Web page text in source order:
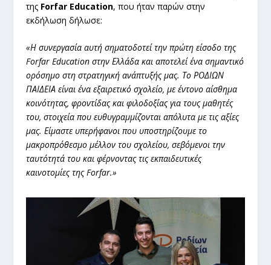
της Forfar Education, που ήταν παρών στην
εκδήλωση δήλωσε:
«Η συνεργασία αυτή σηματοδοτεί την πρώτη είσοδο της
Forfar Education στην Ελλάδα και αποτελεί ένα σημαντικό
ορόσημο στη στρατηγική ανάπτυξής μας. Το ΡΟΔΙΩΝ
ΠΑΙΔΕΙΑ είναι ένα εξαιρετικό σχολείο, με έντονο αίσθημα
κοινότητας, φροντίδας και φιλοδοξίας για τους μαθητές
του, στοιχεία που ευθυγραμμίζονται απόλυτα με τις αξίες
μας. Είμαστε υπερήφανοι που υποστηρίζουμε το
μακροπρόθεσμο μέλλον του σχολείου, σεβόμενοι την
ταυτότητά του και φέρνοντας τις εκπαιδευτικές
καινοτομίες της Forfar.»